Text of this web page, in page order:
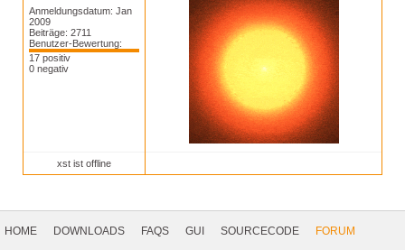
Anmeldungsdatum: Jan
2009
Beiträge: 2711
Benutzer-Bewertung:
17 positiv
0 negativ
xst ist offline
Navigation
HOME DOWNLOADS FAQS GUI SOURCECODE
FORUM